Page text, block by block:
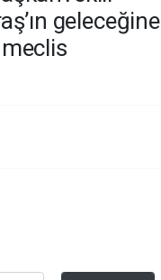
geleceğine